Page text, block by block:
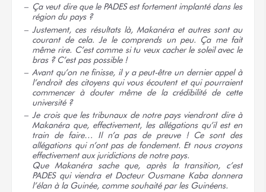
Ça veut dire que le PADES est fortement implanté dans les
région du pays ?
Justement, ces résultats là, Makanéra et autres sont au
courant de cela. Je le comprends un peu. Ça me fait
même rire. C’est comme si tu veux cacher le soleil avec le
bras ? C’est pas possible !
Avant qu’on ne finisse, il y a peut-être un dernier appel à
l’endroit des citoyens qui vous écoutent et qui pourraient
commencer à douter même de la crédibilité de cette
université ?
Je crois que les tribunaux de notre pays viendront dire à
Makanéra que, effectivement, les allégations qu’il est en
train de faire… Il n’a pas de preuve ! Ce sont des
allégations qui n’ont pas de fondement. Et nous croyons
effectivement aux juridictions de notre pays.
Que Makanéra sache que, après la transition, c’est
PADES qui viendra et Docteur Ousmane Kaba donnera
l’élan à la Guinée, comme souhaité par les Guinéens.